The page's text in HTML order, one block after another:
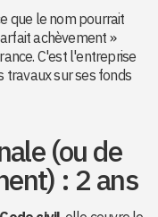
que le nom pourrait
achèvement »
C'est l'entreprise
travaux sur ses fonds
(ou de
: 2 ans